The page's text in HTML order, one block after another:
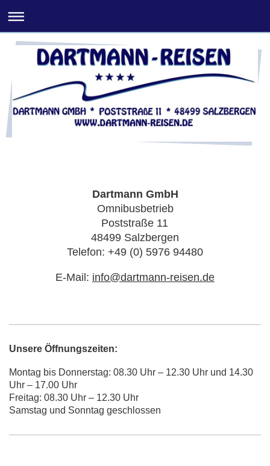
Dartmann GmbH
Omnibusbetrieb
Poststraße 11
48499 Salzbergen
Telefon: +49 (0) 5976 94480
E-Mail: info@dartmann-reisen.de
Unsere Öffnungszeiten:
Montag bis Donnerstag: 08.30 Uhr – 12.30 Uhr und 14.30
Uhr – 17.00 Uhr
Freitag: 08.30 Uhr – 12.30 Uhr
Samstag und Sonntag geschlossen